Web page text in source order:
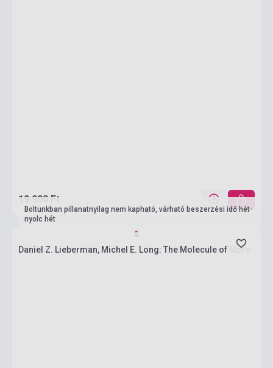
19 900 Ft
Boltunkban pillanatnyilag nem kapható, várható beszerzési idő hét-
nyolc hét
Daniel Z. Lieberman, Michel E. Long: The Molecule of More